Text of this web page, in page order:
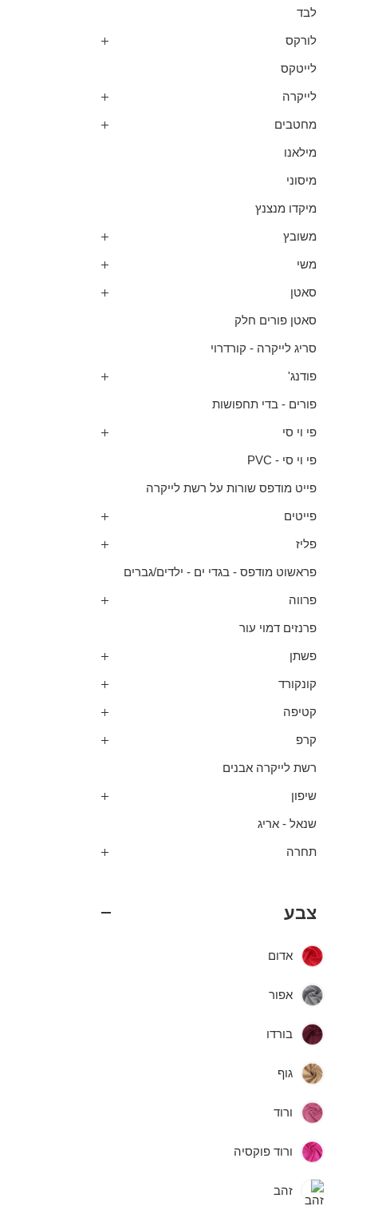
לבד
לורקס
לייטקס
לייקרה
מחטבים
מילאנו
מיסוני
מיקדו מנצנץ
משובץ
משי
סאטן
סאטן פורים חלק
סריג לייקרה - קורדרוי
פודנג'
פורים - בדי תחפושות
פי וי סי
פי וי סי - PVC
פייט מודפס שורות על רשת לייקרה
פייטים
פליז
פראשוט מודפס - בגדי ים - ילדים/גברים
פרווה
פרנזים דמוי עור
פשתן
קונקורד
קטיפה
קרפ
רשת לייקרה אבנים
שיפון
שנאל - אריג
תחרה
צבע
אדום
אפור
בורדו
גוף
ורוד
ורוד פוקסיה
זהב